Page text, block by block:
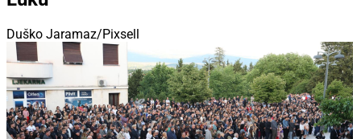
Duško Jaramaz/Pixsell